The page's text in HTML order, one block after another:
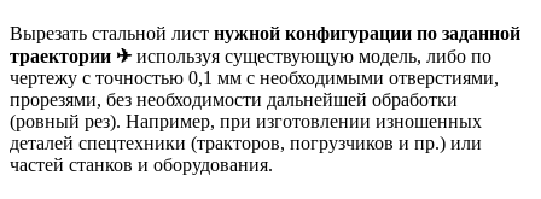
Вырезать стальной лист нужной конфигурации по заданной
траектории ✈ используя существующую модель, либо по
чертежу с точностью 0,1 мм с необходимыми отверстиями,
прорезями, без необходимости дальнейшей обработки
(ровный рез). Например, при изготовлении изношенных
деталей спецтехники (тракторов, погрузчиков и пр.) или
частей станков и оборудования.